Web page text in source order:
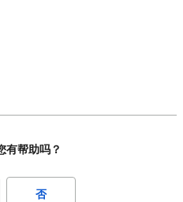
有帮助吗？
否